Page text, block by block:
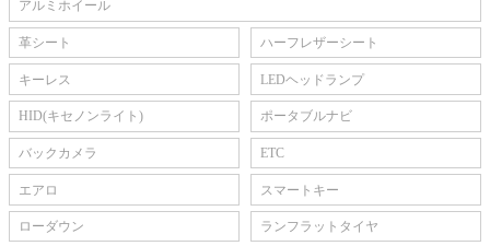
アルミホイール
革シート ハーフレザーシート
キーレス LEDヘッドランプ
HID(キセノンライト) ポータブルナビ
バックカメラ ETC
エアロ スマートキー
ローダウン ランフラットタイヤ